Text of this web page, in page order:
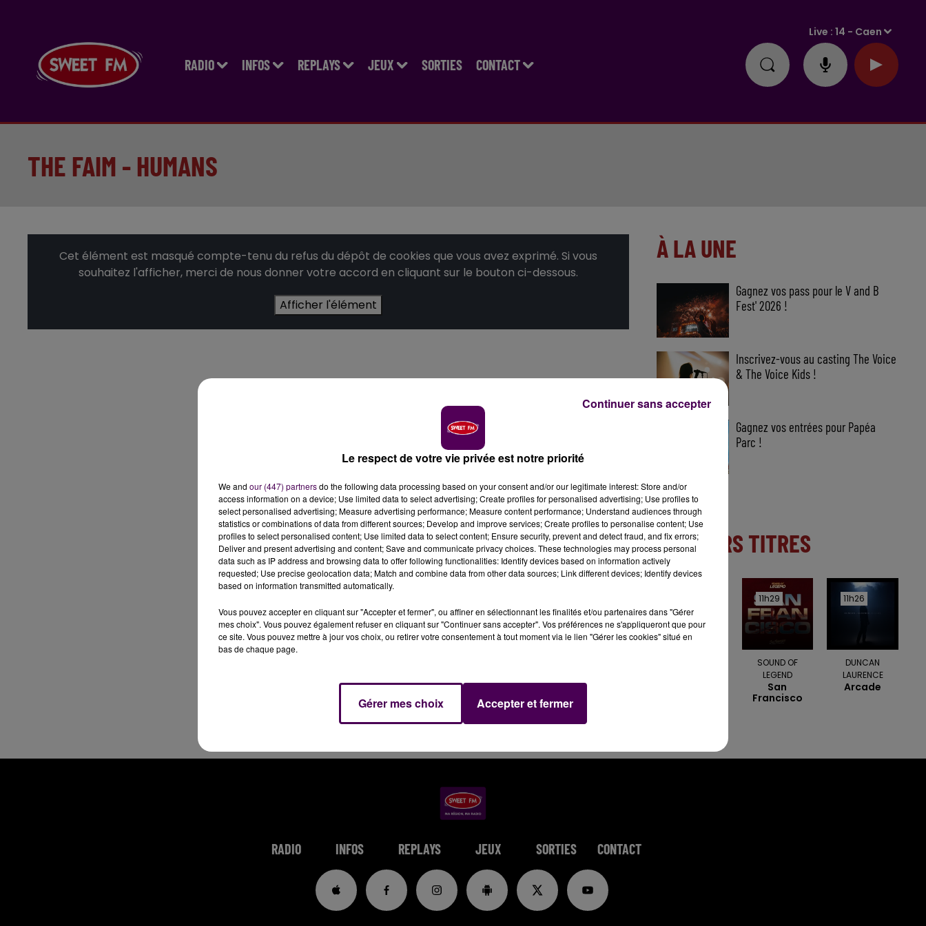
RADIO INFOS REPLAYS JEUX SORTIES CONTACT
Live :14 - Caen
THE FAIM - HUMANS
Cet élément est masqué compte-tenu du refus du dépôt de cookies que vous avez exprimé. Si vous
souhaitez l'afficher, merci de nous donner votre accord en cliquant sur le bouton ci-dessous.
Afficher l'élément
À LA UNE
Gagnez vos pass pour le V and B
Fest' 2026 !
Inscrivez-vous au casting The Voice
& The Voice Kids !
Gagnez vos entrées pour Papéa
Parc !
DERNIERS TITRES
11h29
11h29
SOUND OF
LEGEND
San
Francisco
11h26
11h26
DUNCAN
LAURENCE
Arcade
RADIO INFOS REPLAYS JEUX SORTIES CONTACT
Le respect de votre vie privée est notre priorité
We and our (447) partnersdo the following data processing based on your consent and/or our legitimate interest: Store and/or
access information on a device; Use limited data to select advertising; Create profiles for personalised advertising; Use profiles to
select personalised advertising; Measure advertising performance; Measure content performance; Understand audiences through
statistics or combinations of data from different sources; Develop and improve services; Create profiles to personalise content; Use
profiles to select personalised content; Use limited data to select content; Ensure security, prevent and detect fraud, and fix errors;
Deliver and present advertising and content; Save and communicate privacy choices. These technologies may process personal
data such as IP address and browsing data to offer following functionalities: Identify devices based on information actively
requested; Use precise geolocation data; Match and combine data from other data sources; Link different devices; Identify devices
based on information transmitted automatically.
Vous pouvez accepter en cliquant sur "Accepter et fermer", ou affiner en sélectionnant les finalités et/ou partenaires dans "Gérer
mes choix". Vous pouvez également refuser en cliquant sur "Continuer sans accepter". Vos préférences ne s'appliqueront que pour
ce site. Vous pouvez mettre à jour vos choix, ou retirer votre consentement à tout moment via le lien "Gérer les cookies" situé en
bas de chaque page.
Gérer mes choix Accepter et fermer
Continuer sans accepter